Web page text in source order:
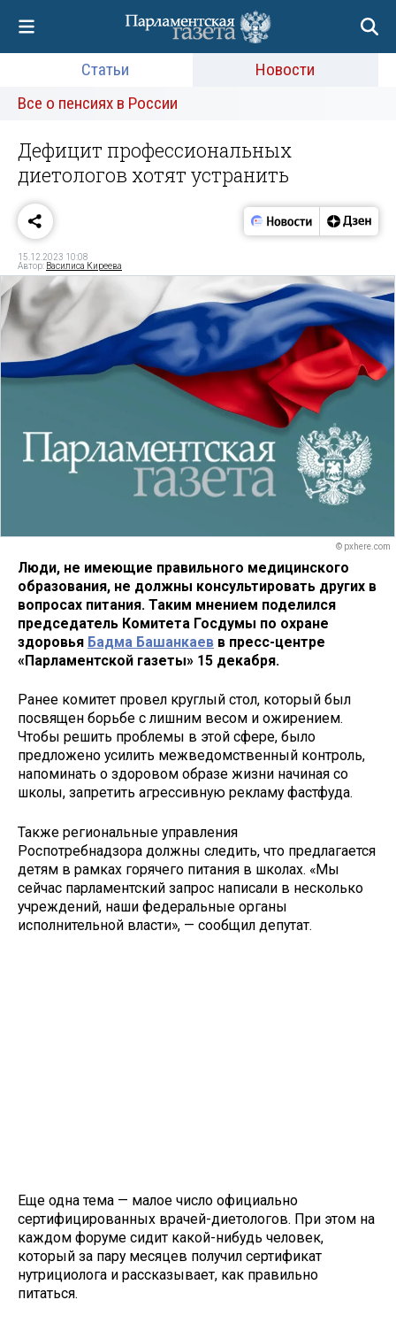
Статьи
Новости
Все о пенсиях в России
Дефицит профессиональных
диетологов хотят устранить
15.12.2023 10:08
Автор: Василиса Киреева
© pxhere.com
Люди, не имеющие правильного медицинского
образования, не должны консультировать других в
вопросах питания. Таким мнением поделился
председатель Комитета Госдумы по охране
здоровья Бадма Башанкаев в пресс-центре
«Парламентской газеты» 15 декабря.
Ранее комитет провел круглый стол, который был
посвящен борьбе с лишним весом и ожирением.
Чтобы решить проблемы в этой сфере, было
предложено усилить межведомственный контроль,
напоминать о здоровом образе жизни начиная со
школы, запретить агрессивную рекламу фастфуда.
Также региональные управления
Роспотребнадзора должны следить, что предлагается
детям в рамках горячего питания в школах. «Мы
сейчас парламентский запрос написали в несколько
учреждений, наши федеральные органы
исполнительной власти», — сообщил депутат.
Еще одна тема — малое число официально
сертифицированных врачей-диетологов. При этом на
каждом форуме сидит какой-нибудь человек,
который за пару месяцев получил сертификат
нутрициолога и рассказывает, как правильно
питаться.